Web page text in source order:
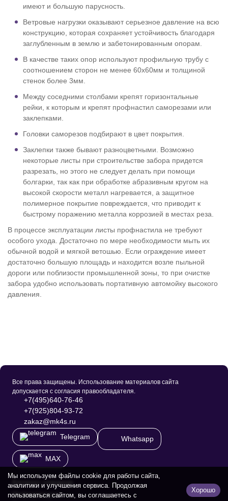
имеют и большую парусность.
Ветровые нагрузки оказывают серьезное давление на всю
конструкцию, которая сохраняет устойчивость благодаря
заглубленным в землю и забетонированным опорам.
В качестве таких опор используют профильную трубу с
соотношением сторон не менее 60х60мм и толщиной
стенок более 3мм.
Между соседними столбами крепят горизонтальные
рейки, к которым и крепят профнастил саморезами или
заклепками.
Головки саморезов подбирают в цвет покрытия.
Заклепки также бывают разноцветными. Возможно
некоторые листы при строительстве забора придется
разрезать, но этого не следует делать при помощи
болгарки, так как при обработке абразивным кругом на
высокой скорости металл нагревается, а защитное
полимерное покрытие повреждается, что приводит к
быстрому поражению металла коррозией в местах реза.
В процессе эксплуатации листы профнастила не требуют
особого ухода. Достаточно по мере необходимости мыть их
обычной водой и мягкой ветошью. Если ограждение имеет
достаточно большую площадь и находится возле пыльной
дороги или поблизости промышленной зоны, то при очистке
забора удобно использовать портативную автомойку высокого
давления.
Все права защищены. Использование материалов сайта
допускается с согласия правообладателя.
+7(495)640-76-46
+7(925)804-93-72
zakaz@mk4s.ru
Telegram
Whatsapp
MAX
Каталог товаров
Информация
Мы используем файлы cookie для работы сайта,
аналитики и улучшения сервиса. Продолжая
пользоваться сайтом, вы соглашаетесь с
Хорошо